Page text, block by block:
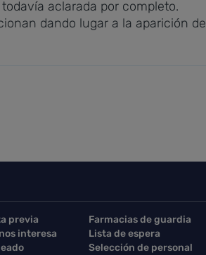
aclarada por completo.
dando lugar a la aparición de
previa
Farmacias de guardia
interesa
Lista de espera
Selección de personal